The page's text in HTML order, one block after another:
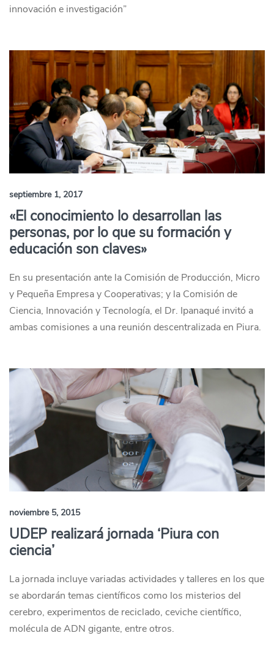
innovación e investigación”
septiembre 1, 2017
«El conocimiento lo desarrollan las
personas, por lo que su formación y
educación son claves»
En su presentación ante la Comisión de Producción, Micro
y Pequeña Empresa y Cooperativas; y la Comisión de
Ciencia, Innovación y Tecnología, el Dr. Ipanaqué invitó a
ambas comisiones a una reunión descentralizada en Piura.
noviembre 5, 2015
UDEP realizará jornada ‘Piura con
ciencia’
La jornada incluye variadas actividades y talleres en los que
se abordarán temas científicos como los misterios del
cerebro, experimentos de reciclado, ceviche científico,
molécula de ADN gigante, entre otros.